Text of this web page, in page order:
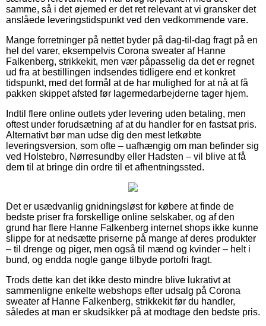
samme, så i det øjemed er det ret relevant at vi gransker det
anslåede leveringstidspunkt ved den vedkommende vare.
Mange forretninger på nettet byder på dag-til-dag fragt på en
hel del varer, eksempelvis Corona sweater af Hanne
Falkenberg, strikkekit, men vær påpasselig da det er regnet
ud fra at bestillingen indsendes tidligere end et konkret
tidspunkt, med det formål at de har mulighed for at nå at få
pakken skippet afsted før lagermedarbejderne tager hjem.
Indtil flere online outlets yder levering uden betaling, men
oftest under forudsætning af at du handler for en fastsat pris.
Alternativt bør man udse dig den mest letkøbte
leveringsversion, som ofte – uafhængig om man befinder sig
ved Holstebro, Nørresundby eller Hadsten – vil blive at få
dem til at bringe din ordre til et afhentningssted.
Det er usædvanlig gnidningsløst for købere at finde de
bedste priser fra forskellige online selskaber, og af den
grund har flere Hanne Falkenberg internet shops ikke kunne
slippe for at nedsætte priserne på mange af deres produkter
– til drenge og piger, men også til mænd og kvinder – helt i
bund, og endda nogle gange tilbyde portofri fragt.
Trods dette kan det ikke desto mindre blive lukrativt at
sammenligne enkelte webshops efter udsalg på Corona
sweater af Hanne Falkenberg, strikkekit før du handler,
således at man er skudsikker på at modtage den bedste pris.